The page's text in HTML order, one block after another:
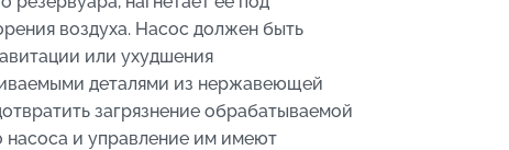
воздуха. Насос должен быть
или ухудшения
деталями из нержавеющей
загрязнение обрабатываемой
и управление им имеют